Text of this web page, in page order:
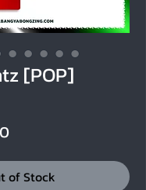
[POP]
Sale Price
of Stock